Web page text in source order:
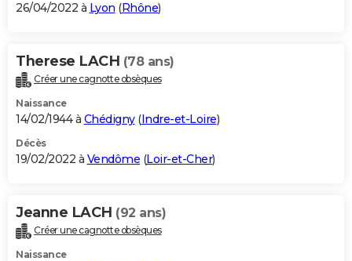
26/04/2022 à Lyon (Rhône)
Therese LACH (78 ans)
Créer une cagnotte obsèques
Naissance
14/02/1944 à Chédigny(Indre-et-Loire)
Décès
19/02/2022 à Vendôme (Loir-et-Cher)
Jeanne LACH (92 ans)
Créer une cagnotte obsèques
Naissance